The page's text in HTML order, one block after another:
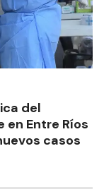
del
en Entre Ríos
casos